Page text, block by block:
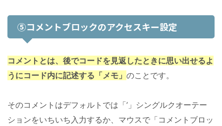
⑤コメントブロックのアクセスキー設定
コメントとは、後でコードを見返したときに思い出せるよ
うにコード内に記述する「メモ」 のことです。
そのコメントはデフォルトでは「’」シングルクオーテー
ションをいちいち入力するか、マウスで「コメントブロッ